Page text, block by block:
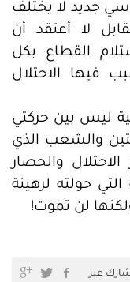
جديد لا يختلف
لا أعتقد أن
القطاع بكل
فيها الاحتلال
ليس بين حركتي
والشعب الذي
والحصار
حولته لرهينة
لن تموت!
عبر